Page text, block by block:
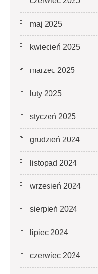
maj 2025
kwiecień 2025
marzec 2025
luty 2025
styczeń 2025
grudzień 2024
listopad 2024
wrzesień 2024
sierpień 2024
lipiec 2024
czerwiec 2024